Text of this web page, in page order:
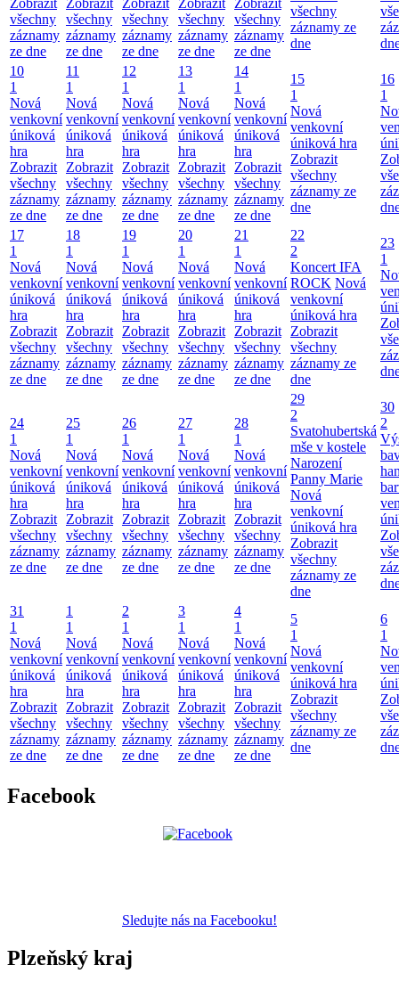
Zobrazit
všechny
záznamy
ze dne
Zobrazit
všechny
záznamy
ze dne
Zobrazit
všechny
záznamy
ze dne
Zobrazit
všechny
záznamy
ze dne
Zobrazit
všechny
záznamy
ze dne
všechny
záznamy ze
dne
10
1
Nová
venkovní
úniková
hra
Zobrazit
všechny
záznamy
ze dne
11
1
Nová
venkovní
úniková
hra
Zobrazit
všechny
záznamy
ze dne
12
1
Nová
venkovní
úniková
hra
Zobrazit
všechny
záznamy
ze dne
13
1
Nová
venkovní
úniková
hra
Zobrazit
všechny
záznamy
ze dne
14
1
Nová
venkovní
úniková
hra
Zobrazit
všechny
záznamy
ze dne
15
1
Nová
venkovní
úniková hra
Zobrazit
všechny
záznamy ze
dne
16
1
17
1
Nová
venkovní
úniková
hra
Zobrazit
všechny
záznamy
ze dne
18
1
Nová
venkovní
úniková
hra
Zobrazit
všechny
záznamy
ze dne
19
1
Nová
venkovní
úniková
hra
Zobrazit
všechny
záznamy
ze dne
20
1
Nová
venkovní
úniková
hra
Zobrazit
všechny
záznamy
ze dne
21
1
Nová
venkovní
úniková
hra
Zobrazit
všechny
záznamy
ze dne
22
2
Koncert IFA
ROCK Nová
venkovní
úniková hra
Zobrazit
všechny
záznamy ze
dne
23
1
24
1
Nová
venkovní
úniková
hra
Zobrazit
všechny
záznamy
ze dne
25
1
Nová
venkovní
úniková
hra
Zobrazit
všechny
záznamy
ze dne
26
1
Nová
venkovní
úniková
hra
Zobrazit
všechny
záznamy
ze dne
27
1
Nová
venkovní
úniková
hra
Zobrazit
všechny
záznamy
ze dne
28
1
Nová
venkovní
úniková
hra
Zobrazit
všechny
záznamy
ze dne
29
2
Svatohubertská
mše v kostele
Narození
Panny Marie
Nová
venkovní
úniková hra
Zobrazit
všechny
záznamy ze
dne
30
2
31
1
Nová
venkovní
úniková
hra
Zobrazit
všechny
záznamy
ze dne
1
1
Nová
venkovní
úniková
hra
Zobrazit
všechny
záznamy
ze dne
2
1
Nová
venkovní
úniková
hra
Zobrazit
všechny
záznamy
ze dne
3
1
Nová
venkovní
úniková
hra
Zobrazit
všechny
záznamy
ze dne
4
1
Nová
venkovní
úniková
hra
Zobrazit
všechny
záznamy
ze dne
5
1
Nová
venkovní
úniková hra
Zobrazit
všechny
záznamy ze
dne
6
1
Facebook
Sledujte nás na Facebooku!
Plzeňský kraj